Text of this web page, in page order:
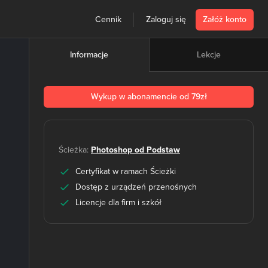
Cennik Zaloguj się Załóż konto
Informacje Lekcje
Wykup w abonamencie od 79zł
Ścieżka: Photoshop od Podstaw
Certyfikat w ramach Ścieżki
Dostęp z urządzeń przenośnych
Licencje dla firm i szkół